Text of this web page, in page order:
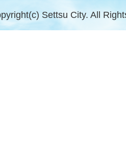
Settsu City. All